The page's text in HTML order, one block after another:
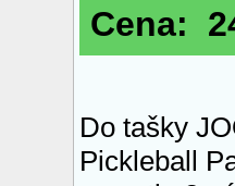
Cena:
Do tašky
Pickleball